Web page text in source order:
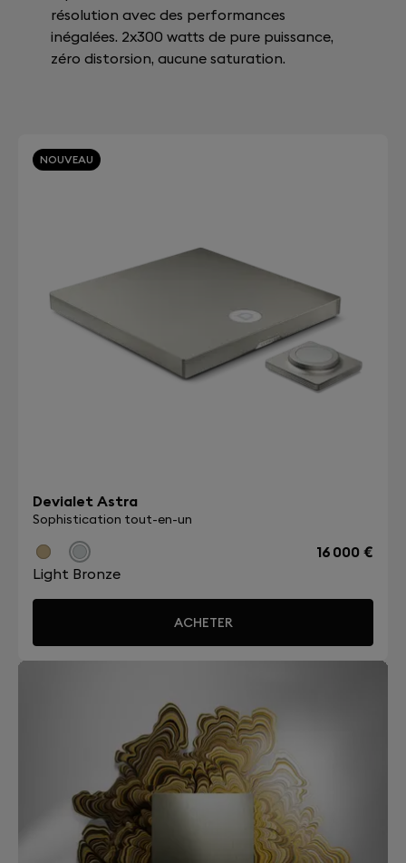
résolution avec des performances
inégalées. 2x300 watts de pure puissance,
zéro distorsion, aucune saturation.
NOUVEAU
Devialet Astra
Sophistication tout-en-un
Light Bronze
16 000 €
ACHETER